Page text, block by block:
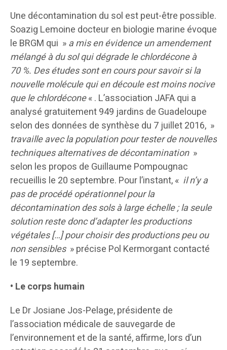
Une décontamination du sol est peut-être possible.
Soazig Lemoine docteur en biologie marine évoque
le BRGM qui »a mis en évidence un amendement
mélangé à du sol qui dégrade le chlordécone à
70 %. Des études sont en cours pour savoir si la
nouvelle molécule qui en découle est moins nocive
que le chlordécone« . L’association JAFA qui a
analysé gratuitement 949 jardins de Guadeloupe
selon des données de synthèse du 7 juillet 2016, »
travaille avec la population pour tester de nouvelles
techniques alternatives de décontamination»
selon les propos de Guillaume Pompougnac
recueillis le 20 septembre. Pour l’instant, « il n’y a
pas de procédé opérationnel pour la
décontamination des sols à large échelle ; la seule
solution reste donc d’adapter les productions
végétales […] pour choisir des productions peu ou
non sensibles» précise Pol Kermorgant contacté
le 19 septembre.
• Le corps humain
Le Dr Josiane Jos-Pelage, présidente de
l’association médicale de sauvegarde de
l’environnement et de la santé, affirme, lors d’un